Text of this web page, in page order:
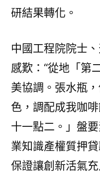
研結果轉化。
中國工程院院士
感歎：“從地「第
美協調。張水瓶
色，調配成我咖
十一點二。」盤要
業知識產權質押
保證讓創新活氣